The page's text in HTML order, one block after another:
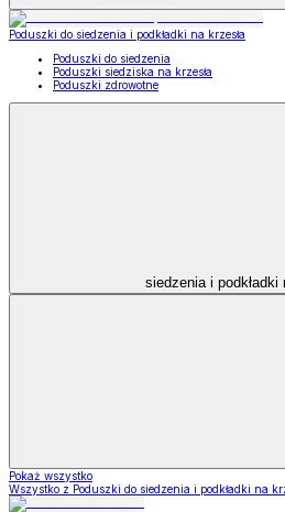
Poduszki do siedzenia i podkładki na krzesła
Poduszki do siedzenia
Poduszki siedziska na krzesła
Poduszki zdrowotne
siedzenia i podkładki
Pokaż wszystko
Wszystko z Poduszki do siedzenia i podkładki na